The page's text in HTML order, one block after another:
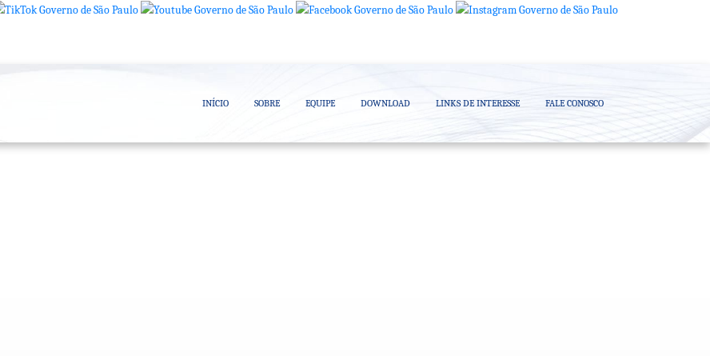
INÍCIO SOBRE EQUIPE DOWNLOAD LINKS DE INTERESSE FALE CONOSCO